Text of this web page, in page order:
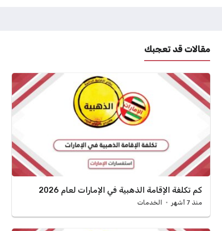
مقالات قد تعجبك
كم تكلفة الإقامة الذهبية في الإمارات لعام 2026
منذ 7 أشهر الخدمات